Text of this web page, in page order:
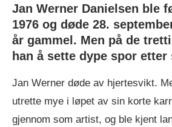
Jan Werner Danielsen ble
1976 og døde 28.
år gammel. Men på de
han å sette dype spor etter
Jan Werner døde av hjertesvikt.
utrette mye i løpet av sin korte
gjennom som artist, og ble kjent